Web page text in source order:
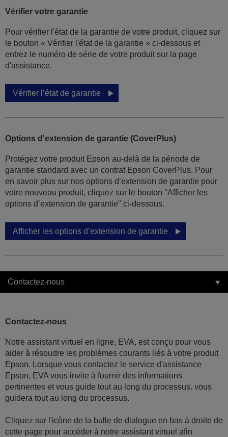
Vérifier votre garantie
Pour vérifier l'état de la garantie de votre produit, cliquez sur
le bouton « Vérifier l'état de la garantie » ci-dessous et
entrez le numéro de série de votre produit sur la page
d'assistance.
Vérifier l’état de garantie
Options d'extension de garantie (CoverPlus)
Protégez votre produit Epson au-delà de la période de
garantie standard avec un contrat Epson CoverPlus. Pour
en savoir plus sur nos options d’extension de garantie pour
votre nouveau produit, cliquez sur le bouton "Afficher les
options d’extension de garantie" ci-dessous.
Afficher les options d’extension de garantie
Contactez-nous
Contactez-nous
Notre assistant virtuel en ligne, EVA, est conçu pour vous
aider à résoudre les problèmes courants liés à votre produit
Epson. Lorsque vous contactez le service d'assistance
Epson, EVA vous invite à fournir des informations
pertinentes et vous guide tout au long du processus. vous
guidera tout au long du processus.
Cliquez sur l'icône de la bulle de dialogue en bas à droite de
cette page pour accéder à notre assistant virtuel afin